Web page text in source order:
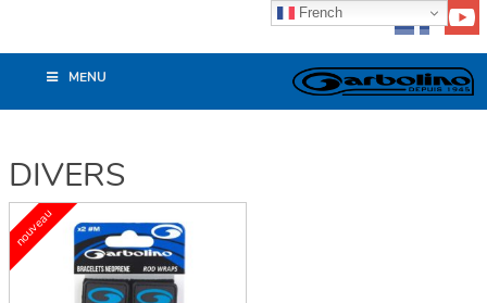
MENU
DIVERS
French